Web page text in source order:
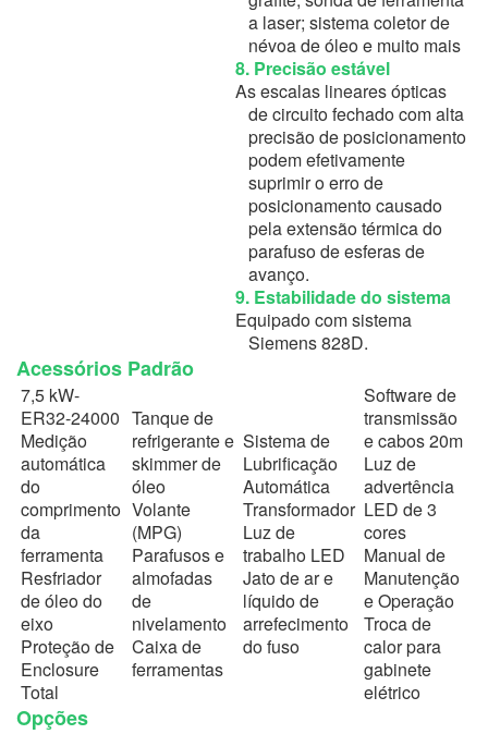
a laser; sistema coletor de
névoa de óleo e muito mais
8. Precisão estável
As escalas lineares ópticas
de circuito fechado com alta
precisão de posicionamento
podem efetivamente
suprimir o erro de
posicionamento causado
pela extensão térmica do
parafuso de esferas de
avanço.
9. Estabilidade do sistema
Equipado com sistema
Siemens 828D.
Acessórios Padrão
7,5 kW-
ER32-24000
Medição
automática
do
comprimento
da
ferramenta
Resfriador
de óleo do
eixo
Proteção de
Enclosure
Total
Tanque de
refrigerante e
skimmer de
óleo
Volante
(MPG)
Parafusos e
almofadas
de
nivelamento
Caixa de
ferramentas
Sistema de
Lubrificação
Automática
Transformador
Luz de
trabalho LED
Jato de ar e
líquido de
arrefecimento
do fuso
Software de
transmissão
e cabos 20m
Luz de
advertência
LED de 3
cores
Manual de
Manutenção
e Operação
Troca de
calor para
gabinete
elétrico
Opções